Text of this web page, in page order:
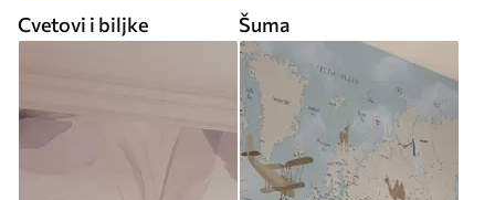
Cvetovi i biljke Šuma